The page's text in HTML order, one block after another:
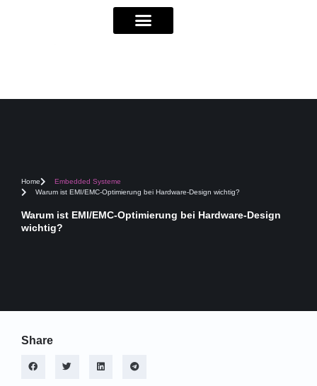
Home
Embedded Systeme
Warum ist EMI/EMC-Optimierung bei Hardware-Design wichtig?
Warum ist EMI/EMC-Optimierung bei Hardware-Design
wichtig?
Share